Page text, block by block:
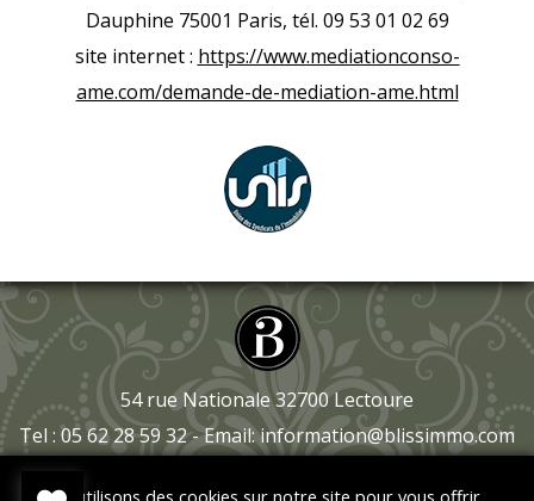
Dauphine 75001 Paris, tél. 09 53 01 02 69
site internet : https://www.mediationconso-
ame.com/demande-de-mediation-ame.html
54 rue Nationale 32700 Lectoure
Tel : 05 62 28 59 32 - Email:information@blissimmo.com
Nous utilisons des cookies sur notre site pour vous offrir